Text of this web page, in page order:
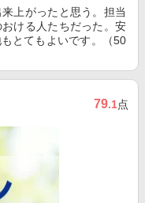
上がったと思う。担当
ける人たちだった。安
とてもよいです。（50
79.1点